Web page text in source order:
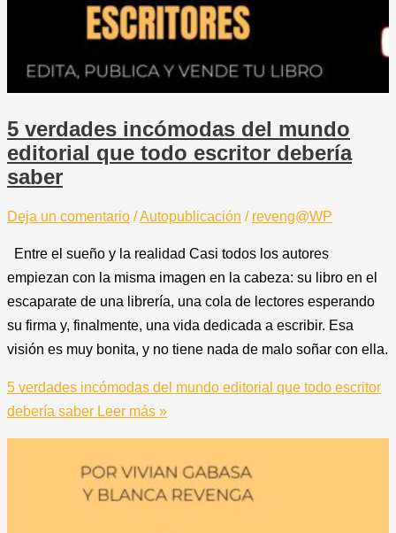
5 verdades incómodas del mundo
editorial que todo escritor debería
saber
Deja un comentario /Autopublicación / reveng@WP
Entre el sueño y la realidad Casi todos los autores
empiezan con la misma imagen en la cabeza: su libro en el
escaparate de una librería, una cola de lectores esperando
su firma y, finalmente, una vida dedicada a escribir. Esa
visión es muy bonita, y no tiene nada de malo soñar con ella.
5 verdades incómodas del mundo editorial que todo escritor
debería saber Leer más »